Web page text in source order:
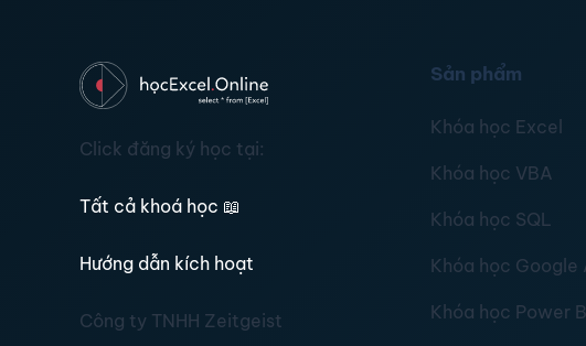
Click đăng ký học tại:
Tất cả khoá học 📖
Hướng dẫn kích hoạt
Công ty TNHH Zeitgeist
Sản phẩm
Khóa học Excel
Khóa học VBA
Khóa học SQL
Khóa học Google
Khóa học Power